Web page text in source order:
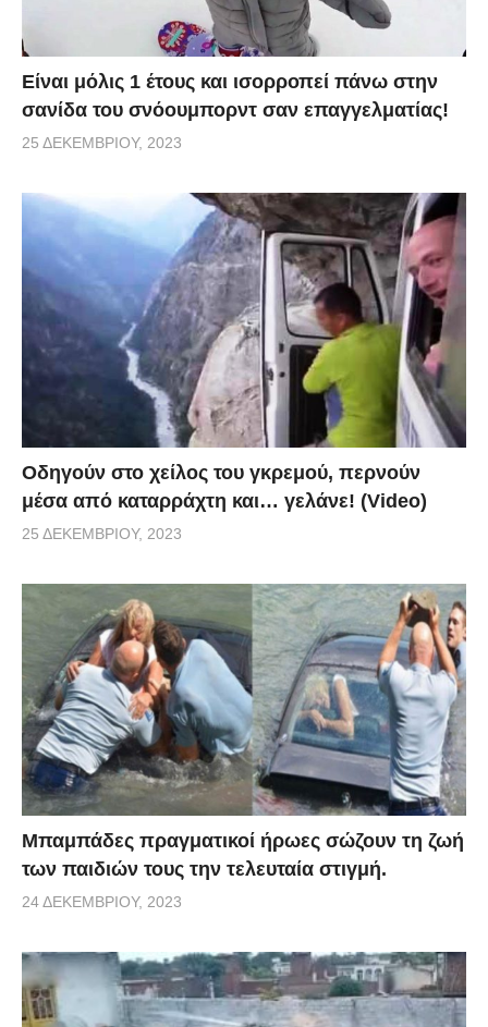
Είναι μόλις 1 έτους και ισορροπεί πάνω στην
σανίδα του σνόουμπορντ σαν επαγγελματίας!
25 ΔΕΚΕΜΒΡΊΟΥ, 2023
Οδηγούν στο χείλος του γκρεμού, περνούν
μέσα από καταρράχτη και… γελάνε! (Video)
25 ΔΕΚΕΜΒΡΊΟΥ, 2023
Μπαμπάδες πραγματικοί ήρωες σώζουν τη ζωή
των παιδιών τους την τελευταία στιγμή.
24 ΔΕΚΕΜΒΡΊΟΥ, 2023